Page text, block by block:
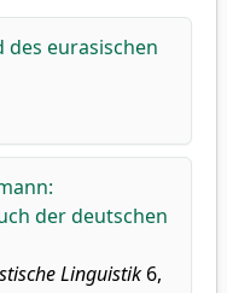
des eurasischen
der deutschen
Linguistik 6,